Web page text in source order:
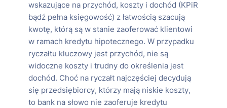
wskazujące na przychód, koszty i dochód (KPiR
bądź pełna księgowość) z łatwością szacują
kwotę, którą są w stanie zaoferować klientowi
w ramach kredytu hipotecznego. W przypadku
ryczałtu kluczowy jest przychód, nie są
widoczne koszty i trudny do określenia jest
dochód. Choć na ryczałt najczęściej decydują
się przedsiębiorcy, którzy mają niskie koszty,
to bank na słowo nie zaoferuje kredytu